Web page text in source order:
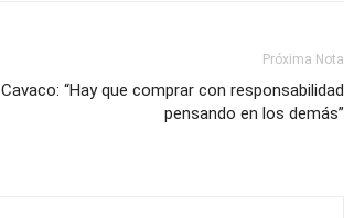
Próxima Nota
Cavaco: “Hay que comprar con responsabilidad
pensando en los demás”